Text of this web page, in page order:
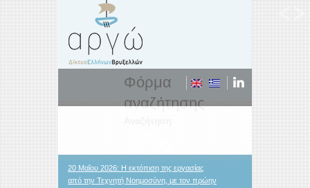
Φόρμα
αναζήτησης
20 Μαΐου 2026: Η εκτόπιση της εργασίας
από την Τεχνητή Νοημοσύνη, με τον πρώην